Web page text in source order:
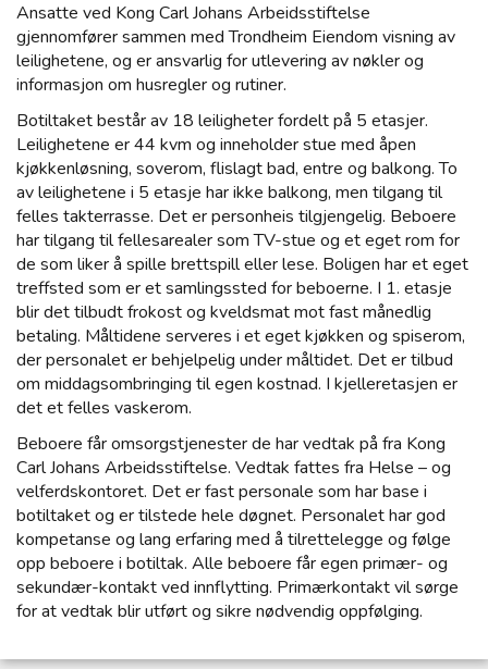
Ansatte ved Kong Carl Johans Arbeidsstiftelse
gjennomfører sammen med Trondheim Eiendom visning av
leilighetene, og er ansvarlig for utlevering av nøkler og
informasjon om husregler og rutiner.
Botiltaket består av 18 leiligheter fordelt på 5 etasjer.
Leilighetene er 44 kvm og inneholder stue med åpen
kjøkkenløsning, soverom, flislagt bad, entre og balkong. To
av leilighetene i 5 etasje har ikke balkong, men tilgang til
felles takterrasse. Det er personheis tilgjengelig. Beboere
har tilgang til fellesarealer som TV-stue og et eget rom for
de som liker å spille brettspill eller lese. Boligen har et eget
treffsted som er et samlingssted for beboerne. I 1. etasje
blir det tilbudt frokost og kveldsmat mot fast månedlig
betaling. Måltidene serveres i et eget kjøkken og spiserom,
der personalet er behjelpelig under måltidet. Det er tilbud
om middagsombringing til egen kostnad. I kjelleretasjen er
det et felles vaskerom.
Beboere får omsorgstjenester de har vedtak på fra Kong
Carl Johans Arbeidsstiftelse. Vedtak fattes fra Helse – og
velferdskontoret. Det er fast personale som har base i
botiltaket og er tilstede hele døgnet. Personalet har god
kompetanse og lang erfaring med å tilrettelegge og følge
opp beboere i botiltak. Alle beboere får egen primær- og
sekundær-kontakt ved innflytting. Primærkontakt vil sørge
for at vedtak blir utført og sikre nødvendig oppfølging.